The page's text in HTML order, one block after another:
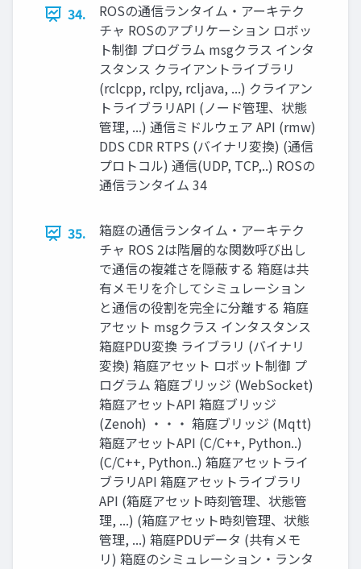
34.
ROSの通信ランタイム・アーキテク
チャ ROSのアプリケーション ロボッ
ト制御 プログラム msgクラス インタ
スタンス クライアントライブラリ
(rclcpp, rclpy, rcljava, ...) クライアン
トライブラリAPI (ノード管理、状態
管理, ...) 通信ミドルウェア API (rmw)
DDS CDR RTPS (バイナリ変換) (通信
プロトコル) 通信(UDP, TCP,..) ROSの
通信ランタイム 34
35.
箱庭の通信ランタイム・アーキテク
チャ ROS 2は階層的な関数呼び出し
で通信の複雑さを隠蔽する 箱庭は共
有メモリを介してシミュレーション
と通信の役割を完全に分離する 箱庭
アセット msgクラス インタスタンス
箱庭PDU変換 ライブラリ (バイナリ
変換) 箱庭アセット ロボット制御 プ
ログラム 箱庭ブリッジ (WebSocket)
箱庭アセットAPI 箱庭ブリッジ
(Zenoh) ・・・ 箱庭ブリッジ (Mqtt)
箱庭アセットAPI (C/C++, Python..)
(C/C++, Python..) 箱庭アセットライ
ブラリAPI 箱庭アセットライブラリ
API (箱庭アセット時刻管理、状態管
理, ...) (箱庭アセット時刻管理、状態
管理, ...) 箱庭PDUデータ (共有メモ
リ) 箱庭のシミュレーション・ランタ